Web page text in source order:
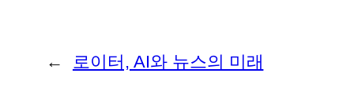
← 로이터, AI와 뉴스의 미래